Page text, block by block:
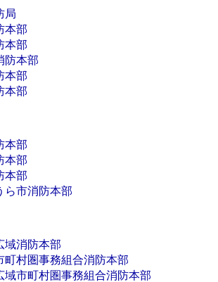
局
本部
本部
防本部
本部
本部
本部
本部
本部
ら市消防本部
域消防本部
町村圏事務組合消防本部
域市町村圏事務組合消防本部